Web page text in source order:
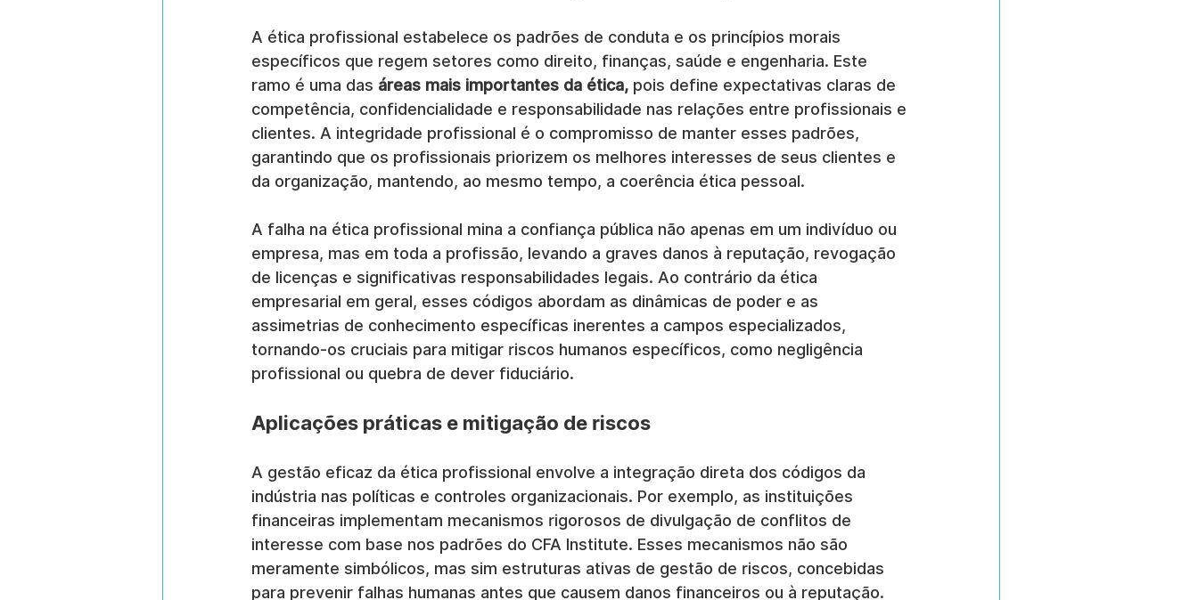
A ética profissional estabelece os padrões de conduta e os princípios morais
específicos que regem setores como direito, finanças, saúde e engenharia. Este
ramo é uma das áreas mais importantes da ética, pois define expectativas claras de
competência, confidencialidade e responsabilidade nas relações entre profissionais e
clientes. A integridade profissional é o compromisso de manter esses padrões,
garantindo que os profissionais priorizem os melhores interesses de seus clientes e
da organização, mantendo, ao mesmo tempo, a coerência ética pessoal.
A falha na ética profissional mina a confiança pública não apenas em um indivíduo ou
empresa, mas em toda a profissão, levando a graves danos à reputação, revogação
de licenças e significativas responsabilidades legais. Ao contrário da ética
empresarial em geral, esses códigos abordam as dinâmicas de poder e as
assimetrias de conhecimento específicas inerentes a campos especializados,
tornando-os cruciais para mitigar riscos humanos específicos, como negligência
profissional ou quebra de dever fiduciário.
Aplicações práticas e mitigação de riscos
A gestão eficaz da ética profissional envolve a integração direta dos códigos da
indústria nas políticas e controles organizacionais. Por exemplo, as instituições
financeiras implementam mecanismos rigorosos de divulgação de conflitos de
interesse com base nos padrões do CFA Institute. Esses mecanismos não são
meramente simbólicos, mas sim estruturas ativas de gestão de riscos, concebidas
para prevenir falhas humanas antes que causem danos financeiros ou à reputação.